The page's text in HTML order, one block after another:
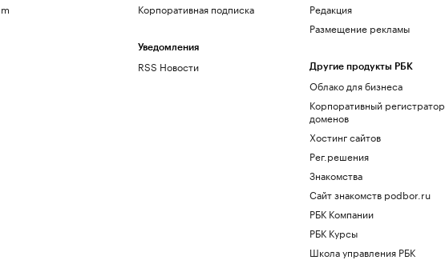
Корпоративная подписка
Уведомления
RSS Новости
Редакция
Размещение рекламы
Другие продукты РБК
Облако для бизнеса
Корпоративный регистратор
доменов
Хостинг сайтов
Рег.решения
Знакомства
Сайт знакомств podbor.ru
РБК Компании
РБК Курсы
Школа управления РБК